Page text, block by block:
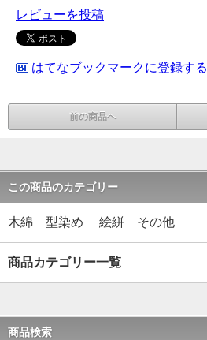
レビューを投稿
はてなブックマークに登録する
前の商品へ
この商品のカテゴリー
木綿 型染め 絵絣 その他
商品カテゴリー一覧
商品検索